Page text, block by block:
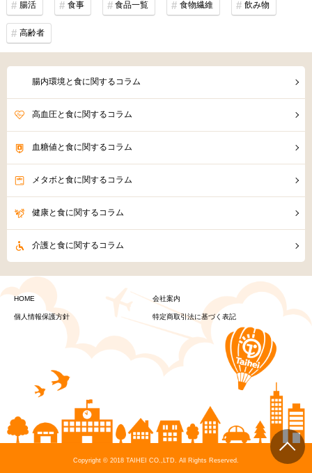
腸活 食事 食品一覧 食物繊維 飲み物
高齢者
腸内環境と食に関するコラム
高血圧と食に関するコラム
血糖値と食に関するコラム
メタボと食に関するコラム
健康と食に関するコラム
介護と食に関するコラム
HOME 会社案内
個人情報保護方針 特定商取引法に基づく表記
Copyright © 2018 TAIHEI CO.,LTD. All Rights Reserved.